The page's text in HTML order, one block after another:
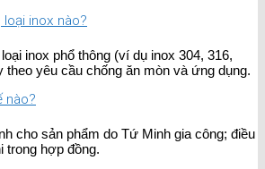
inox nào?
inox phổ thông (ví dụ inox 304, 316,
yêu cầu chống ăn mòn và ứng dụng.
nào?
cho sản phẩm do Tứ Minh gia công; điều
trong hợp đồng.